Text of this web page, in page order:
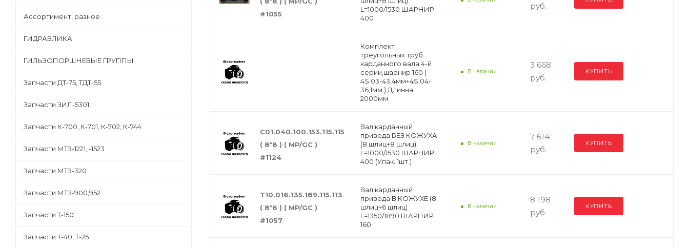
#1055
L=1000/1530 ШАРНИР
400
руб.
Комплект
треугольных труб
карданного вала 4-й
серии,шарнир 160 (
4S.03-43,4мм+4S.04-
36,1мм ) Длинна
2000мм
В наличии
3 668
руб.
КУПИТЬ
С01.040.100.153.115.115
( 8*8 ) ( MP/GC )
#1124
Вал карданный
привода БЕЗ КОЖУХА
(8 шлиц+8 шлиц)
L=1000/1530 ШАРНИР
400 (Упак. 1шт.)
В наличии
7 614
руб.
КУПИТЬ
Т10.016.135.189.115.113
( 8*6 ) ( MP/GC )
#1057
Вал карданный
привода В КОЖУХЕ (8
шлиц+6 шлиц)
L=1350/1890 ШАРНИР
160
В наличии
8 198
руб.
КУПИТЬ
Ассортимент, разное
ГИДРАВЛИКА
ГИЛЬЗОПОРШНЕВЫЕ ГРУППЫ
Запчасти ДТ-75, ТДТ-55
Запчасти ЗИЛ-5301
Запчасти К-700, К-701, К-702, К-744
Запчасти МТЗ-1221, -1523
Запчасти МТЗ-320
Запчасти МТЗ-900,952
Запчасти Т-150
Запчасти Т-40, Т-25